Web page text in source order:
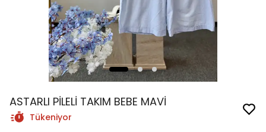
ASTARLI PİLELİ TAKIM BEBE MAVİ
Tükeniyor